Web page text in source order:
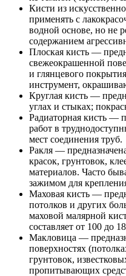
Кисти из
применять с
водной основе, но не
содержанием
Плоская кисть —
свежеокрашенной
и глянцевого
инструмент,
Круглая кисть —
углах и стыках;
Радиаторная кисть —
работ в
мест соединения труб.
Ракля —
красок, грунтовок,
материалов. Часто
зажимом для
Маховая кисть —
потолков и других
маховой малярной
составляет от 100 до
Макловица —
поверхностях
грунтовок,
пропитывающих